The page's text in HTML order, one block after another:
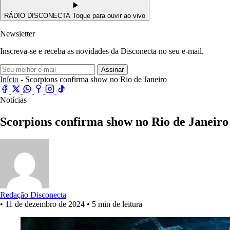
RÁDIO DISCONECTA Toque para ouvir ao vivo
Newsletter
Inscreva-se e receba as novidades da Disconecta no seu e-mail.
Assinar
Início - Scorpions confirma show no Rio de Janeiro
Notícias
Scorpions confirma show no Rio de
Redação Disconecta
• 11 de dezembro de 2024 • 5 min de leitura